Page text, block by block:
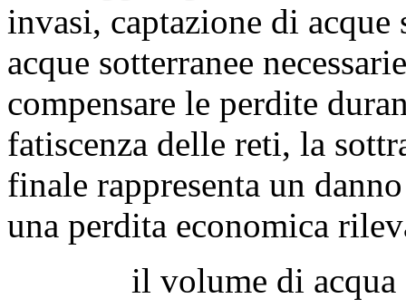
invasi, captazione di
acque sotterranee
compensare le perdite
fatiscenza delle reti, la
finale rappresenta un
una perdita economica
il volume di acqua